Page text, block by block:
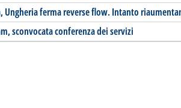
Ungheria ferma reverse flow. Intanto
sconvocata conferenza dei servizi